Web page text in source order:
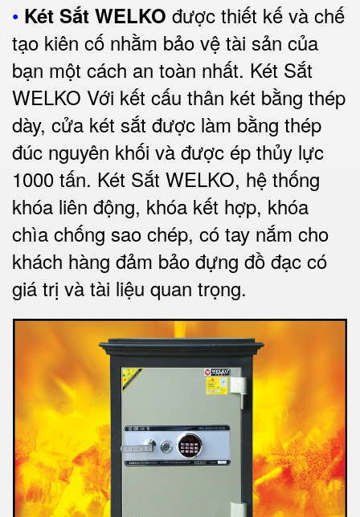
• Két Sắt WELKO được thiết kế và chế
tạo kiên cố nhằm bảo vệ tài sản của
bạn một cách an toàn nhất. Két Sắt
WELKO Với kết cấu thân két bằng thép
dày, cửa két sắt được làm bằng thép
đúc nguyên khối và được ép thủy lực
1000 tấn. Két Sắt WELKO, hệ thống
khóa liên động, khóa kết hợp, khóa
chìa chống sao chép, có tay nắm cho
khách hàng đảm bảo đựng đồ đạc có
giá trị và tài liệu quan trọng.